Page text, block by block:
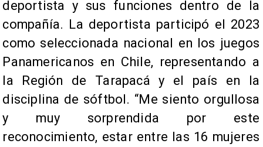
deportista y sus funciones dentro de la
compañía. La deportista participó el 2023
como seleccionada nacional en los juegos
Panamericanos en Chile, representando a
la Región de Tarapacá y el país en la
disciplina de sóftbol. “Me siento orgullosa
y muy sorprendida por este
reconocimiento, estar entre las 16 mujeres